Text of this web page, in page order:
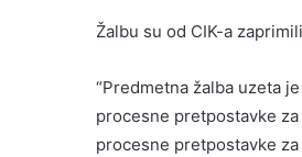
Žalbu su od CIK-a
“Predmetna žalba uzeta
procesne pretpostavke
procesne pretpostavke